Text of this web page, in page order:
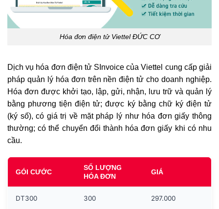
Hóa đơn điện tử Viettel ĐỨC CƠ
Dịch vụ hóa đơn điện tử SInvoice của Viettel cung cấp giải
pháp quản lý hóa đơn trên nền điện tử cho doanh nghiệp.
Hóa đơn được khởi tạo, lập, gửi, nhận, lưu trữ và quản lý
bằng phương tiện điện tử; được ký bằng chữ ký điện tử
(ký số), có giá trị về mặt pháp lý như hóa đơn giấy thông
thường; có thể chuyển đổi thành hóa đơn giấy khi có nhu
cầu.
GÓI CƯỚC
SỐ LƯỢNG
HÓA ĐƠN
GIÁ
DT300 300 297.000